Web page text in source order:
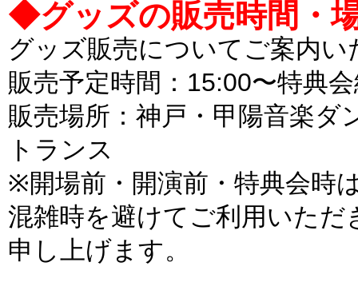
◆グッズの販売時間・
グッズ販売についてご案内い
販売予定時間：15:00〜特典
販売場所：神戸・甲陽音楽ダ
トランス
※開場前・開演前・特典会時
混雑時を避けてご利用いた
申し上げます。